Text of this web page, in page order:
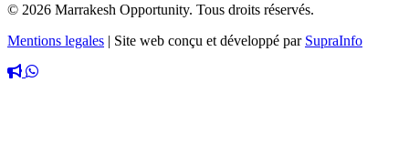
© 2026 Marrakesh Opportunity. Tous droits réservés.
Mentions legales | Site web conçu et développé par SupraInfo